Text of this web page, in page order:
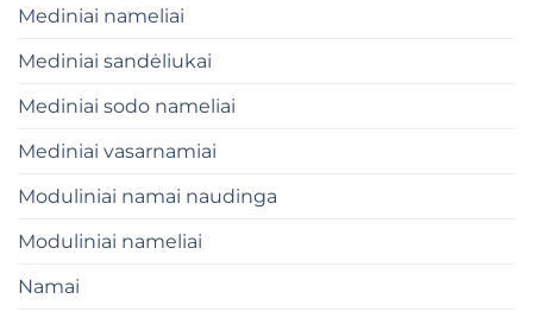
Mediniai nameliai
Mediniai sandėliukai
Mediniai sodo nameliai
Mediniai vasarnamiai
Moduliniai namai naudinga
Moduliniai nameliai
Namai